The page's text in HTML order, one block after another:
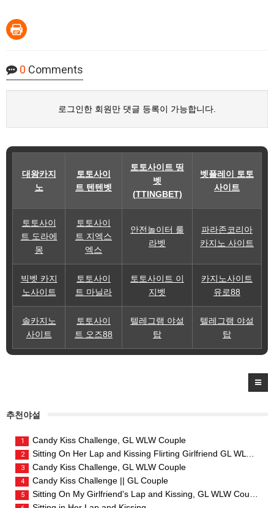
0 Comments
로그인한 회원만 댓글 등록이 가능합니다.
대왕카지
노
토토사이
트 텐텐벳
토토사이트 띵
벳
(TTINGBET)
벳플레이 토토
사이트
토토사이
트 도라에
몽
토토사이
트 지엑스
엑스
안전놀이터 룰
라벳
파라존코리아
카지노 사이트
빅벳 카지
노사이트
토토사이
트 마닐라
토토사이트 이
지벳
카지노사이트
유로88
솔카지노
사이트
토토사이
트 오즈88
텔레그램 야설
탑
텔레그램 야설
탑
추천야설
1 Candy Kiss Challenge, GL WLW Couple
2 Sitting On Her Lap and Kissing Flirting Girlfriend GL WLW Couple
3 Candy Kiss Challenge, GL WLW Couple
4 Candy Kiss Challenge || GL Couple
5 Sitting On My Girlfriend's Lap and Kissing, GL WLW Couple